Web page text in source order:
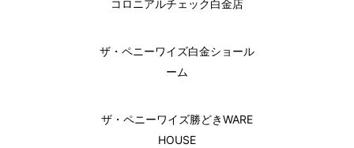
コロニアルチェック白金店
ザ・ペニーワイズ白金ショール
ーム
ザ・ペニーワイズ勝どきWARE
HOUSE